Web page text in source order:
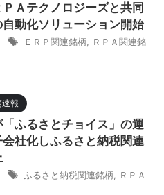
ＰＡテクノロジーズと共同
動化ソリューション開始
ＥＲＰ関連銘柄
ＲＰＡ関連銘
報
ふるさとチョイス」の運
社化しふるさと納税関連
ふるさと納税関連銘柄
ＲＰＡ